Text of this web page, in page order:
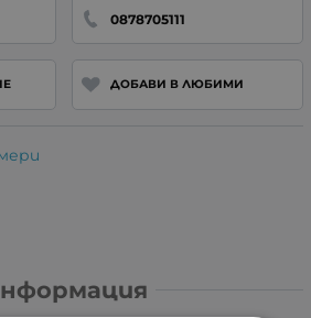
0878705111
ДОБАВИ В ЛЮБИМИ